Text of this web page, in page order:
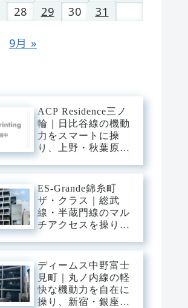
28 29 30 31
9月 »
ACP Residence三ノ
輪｜日比谷線の機動
力をスマートに操
り、上野・秋葉原・
三ノ輪の「味わい深
い情緒」を普段使い
にし、静穏な私域に
寛ぐアーバン・ベー
ス。
ES-Grande錦糸町
ザ・クラス｜総武
線・半蔵門線のマル
チアクセスを操り、
へ一直線。錦糸町の
「先進インフラ」を
普段使いにし、静穏
な私域に寛ぐアーバ
ン・ベース。
ディームス中野富士
見町｜丸ノ内線の軽
快な機動力を自在に
操り、新宿・銀座・